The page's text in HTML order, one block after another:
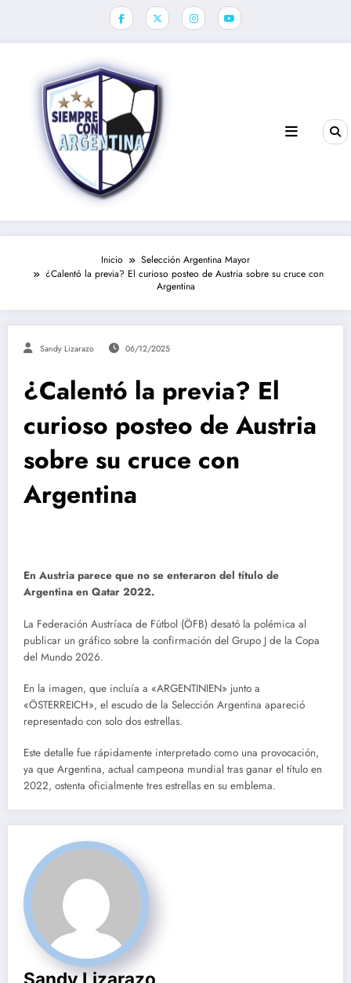
Inicio
Selección Argentina Mayor
¿Calentó la previa? El curioso posteo de Austria sobre su cruce con
Argentina
Sandy Lizarazo 06/12/2025
¿Calentó la previa? El
curioso posteo de Austria
sobre su cruce con
Argentina
En Austria parece que no se enteraron del título de
Argentina en Qatar 2022.
La Federación Austríaca de Fútbol (ÖFB) desató la polémica al
publicar un gráfico sobre la confirmación del Grupo J de la Copa
del Mundo 2026.
En la imagen, que incluía a «ARGENTINIEN» junto a
«ÖSTERREICH», el escudo de la Selección Argentina apareció
representado con solo dos estrellas.
Este detalle fue rápidamente interpretado como una provocación,
ya que Argentina, actual campeona mundial tras ganar el título en
2022, ostenta oficialmente tres estrellas en su emblema.
Sandy Lizarazo